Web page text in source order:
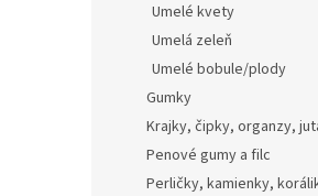
Umelé kvety
Umelá zeleň
Umelé bobule/plody
Gumky
Krajky, čipky, organzy,
Penové gumy a filc
Perličky, kamienky,